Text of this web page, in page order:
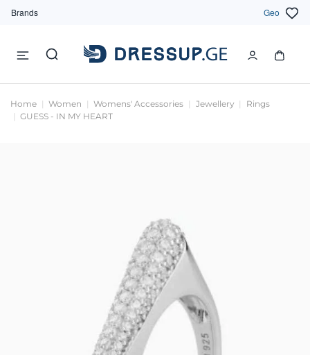
Brands Geo
Home Women Womens' Accessories Jewellery
Rings
GUESS - IN MY HEART